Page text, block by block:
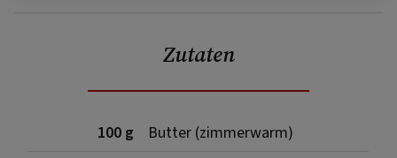
Zutaten
100 g
Butter (zimmerwarm)